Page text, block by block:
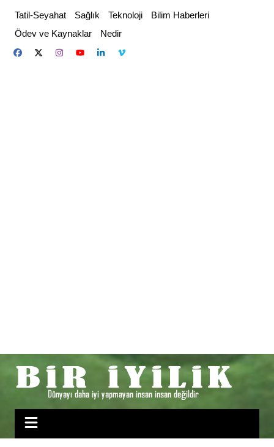
content
Tatil-Seyahat Sağlık Teknoloji
Bilim Haberleri
Ödev ve Kaynaklar
Nedir